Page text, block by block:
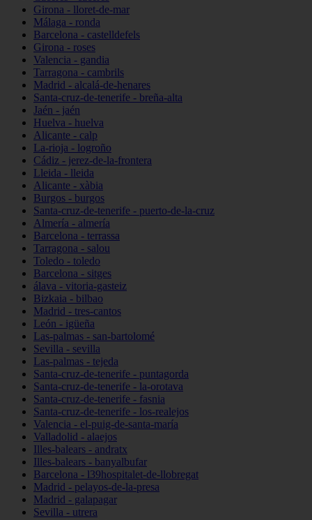
Girona - lloret-de-mar
Málaga - ronda
Barcelona - castelldefels
Girona - roses
Valencia - gandia
Tarragona - cambrils
Madrid - alcalá-de-henares
Santa-cruz-de-tenerife - breña-alta
Jaén - jaén
Huelva - huelva
Alicante - calp
La-rioja - logroño
Cádiz - jerez-de-la-frontera
Lleida - lleida
Alicante - xàbia
Burgos - burgos
Santa-cruz-de-tenerife - puerto-de-la-cruz
Almería - almería
Barcelona - terrassa
Tarragona - salou
Toledo - toledo
Barcelona - sitges
álava - vitoria-gasteiz
Bizkaia - bilbao
Madrid - tres-cantos
León - igüeña
Las-palmas - san-bartolomé
Sevilla - sevilla
Las-palmas - tejeda
Santa-cruz-de-tenerife - puntagorda
Santa-cruz-de-tenerife - la-orotava
Santa-cruz-de-tenerife - fasnia
Santa-cruz-de-tenerife - los-realejos
Valencia - el-puig-de-santa-maría
Valladolid - alaejos
Illes-balears - andratx
Illes-balears - banyalbufar
Barcelona - l39hospitalet-de-llobregat
Madrid - pelayos-de-la-presa
Madrid - galapagar
Sevilla - utrera